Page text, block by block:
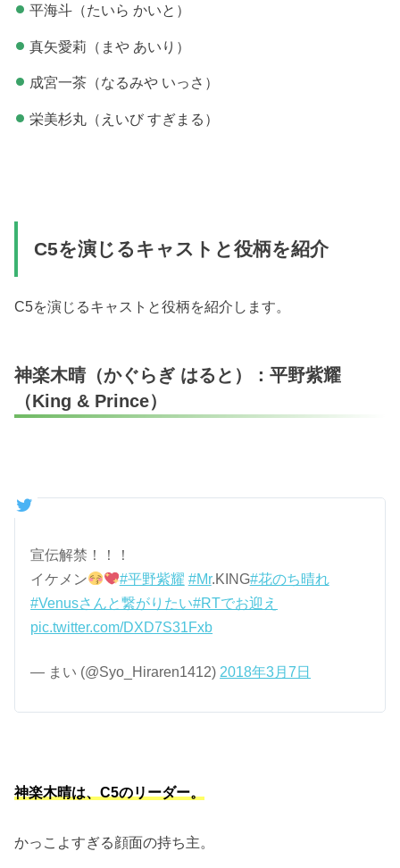
平海斗（たいら かいと）
真矢愛莉（まや あいり）
成宮一茶（なるみや いっさ）
栄美杉丸（えいび すぎまる）
C5を演じるキャストと役柄を紹介
C5を演じるキャストと役柄を紹介します。
神楽木晴（かぐらぎ はると）：平野紫耀
（King & Prince）
宣伝解禁！！！
イケメン
#平野紫耀 #Mr.KING#花のち晴れ
#Venusさんと繋がりたい#RTでお迎え
pic.twitter.com/DXD7S31Fxb
— まい (@Syo_Hiraren1412) 2018年3月7日
神楽木晴は、C5のリーダー。
かっこよすぎる顔面の持ち主。